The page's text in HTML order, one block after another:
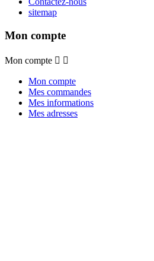
sitemap
Mon compte
Mon compte  
Mon compte
Mes commandes
Mes informations
Mes adresses